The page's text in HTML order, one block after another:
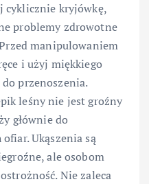
cyklicznie kryjówkę,
problemy zdrowotne
manipulowaniem
i użyj miękkiego
przenoszenia.
leśny nie jest groźny
głównie do
Ukąszenia są
ale osobom
Nie zaleca